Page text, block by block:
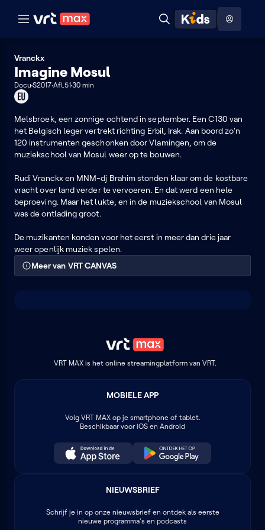
Naar hoofdinhoud Naar audiodescriptie Naar help
Zoeken
ontdekken
Vranckx
Imagine Mosul
DocuS2017Afl.5130 min
Dit
kan
je
enkel
in
EU
bekijken
Melsbroek, een zonnige ochtend in september. Een C130 van
het Belgisch leger vertrekt richting Erbil, Irak. Aan boord zo'n
120 instrumenten geschonken door Vlamingen, om de
muziekschool van Mosul weer op te bouwen.
Rudi Vranckx en MNM-dj Brahim stonden klaar om de kostbare
vracht over land verder te vervoeren. En dat werd een hele
beproeving. Maar het lukte, en in de muziekschool van Mosul
was de ontlading groot.
De muzikanten konden voor het eerst in meer dan drie jaar
weer openlijk muziek spelen.
Meer van VRT CANVAS
VRT MAX is het online streamingplatform van VRT.
MOBIELE APP
Volg VRT MAXop je smartphone of tablet.
Beschikbaar voor iOS en Android
NIEUWSBRIEF
Schrijf je in op onze nieuwsbrief en ontdek als eerste
nieuwe programma's en podcasts